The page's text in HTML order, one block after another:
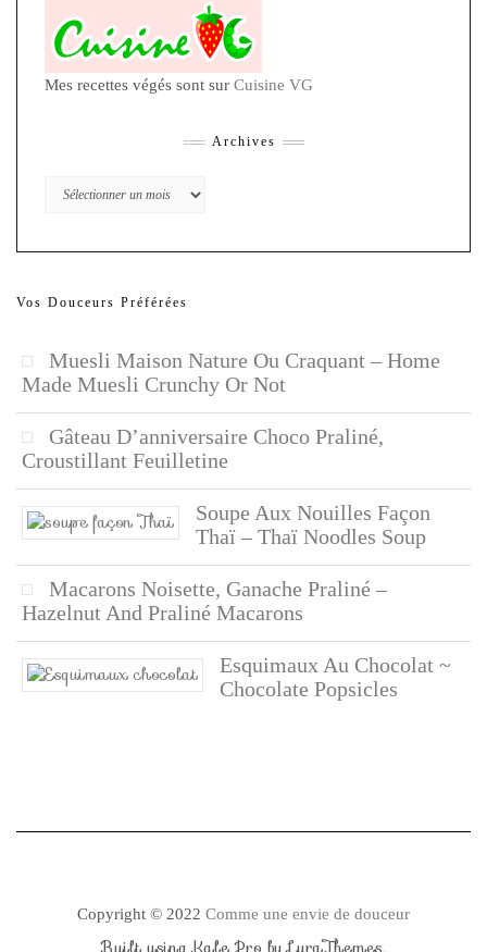
Mes recettes végés sont sur Cuisine VG
Archives
Archives
Vos Douceurs Préférées
Muesli Maison Nature Ou Craquant – Home
Made Muesli Crunchy Or Not
Gâteau D’anniversaire Choco Praliné,
Croustillant Feuilletine
Soupe Aux Nouilles Façon
Thaï – Thaï Noodles Soup
Macarons Noisette, Ganache Praliné –
Hazelnut And Praliné Macarons
Esquimaux Au Chocolat ~
Chocolate Popsicles
Copyright © 2022 Comme une envie de douceur